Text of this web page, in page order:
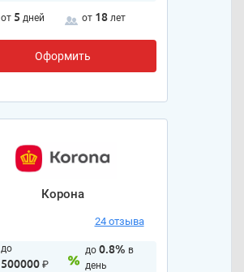
от 5 дней от 18 лет
Оформить
Корона
24 отзыва
до
500000₽
до 0.8% в
день